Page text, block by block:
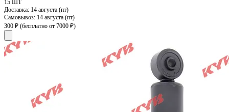
15 ШТ
Доставка: 14 августа (пт)
Самовывоз: 14 августа (пт)
300 ₽ (бесплатно от 7000 ₽)